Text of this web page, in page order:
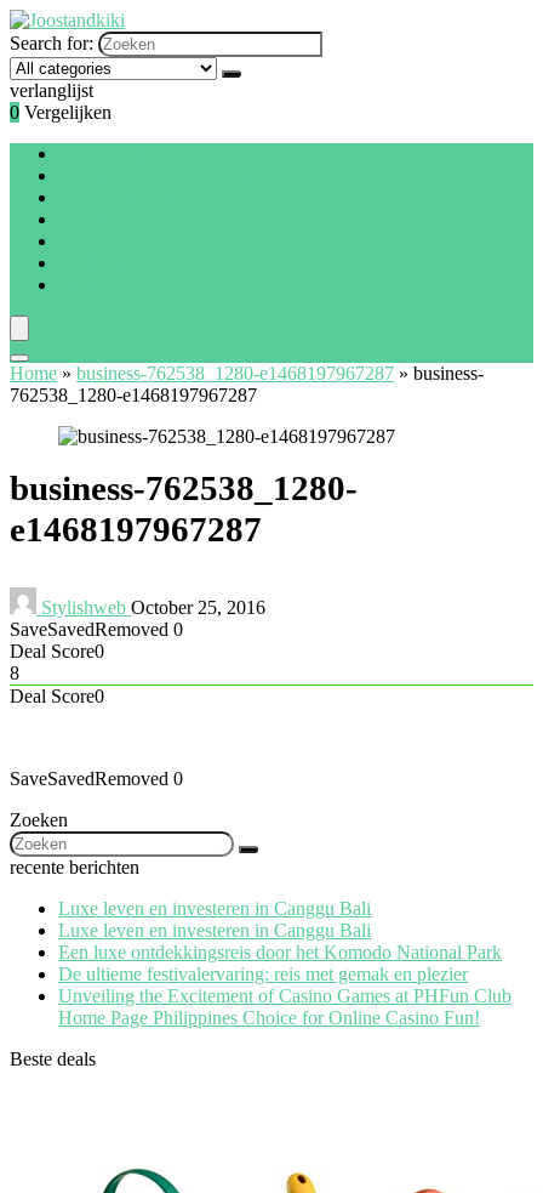
Search for:
verlanglijst
0 Vergelijken
Home » business-762538_1280-e1468197967287 » business-
762538_1280-e1468197967287
business-762538_1280-
e1468197967287
Stylishweb October 25, 2016
SaveSavedRemoved 0
Deal Score0
8
Deal Score0
SaveSavedRemoved 0
Zoeken
recente berichten
Luxe leven en investeren in Canggu Bali
Luxe leven en investeren in Canggu Bali
Een luxe ontdekkingsreis door het Komodo National Park
De ultieme festivalervaring: reis met gemak en plezier
Unveiling the Excitement of Casino Games at PHFun Club
Home Page Philippines Choice for Online Casino Fun!
Beste deals